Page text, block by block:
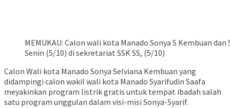
MEMUKAU: Calon wali kota Manado Sonya S Kembuan
Senin (5/10) di sekretariat SSK SS, (5/10)
Calon Wali kota Manado Sonya Selviana Kembuan yang
didampingi calon wakil wali kota Manado Syarifudin Saafa
meyakinkan program listrik gratis untuk tempat ibadah salah
satu program unggulan dalam visi-misi Sonya-Syarif.